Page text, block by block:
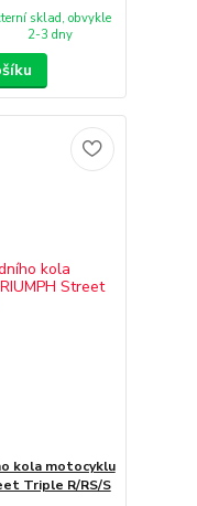
sklad, obvykle
2-3 dny
kola motocyklu
Triple R/RS/S